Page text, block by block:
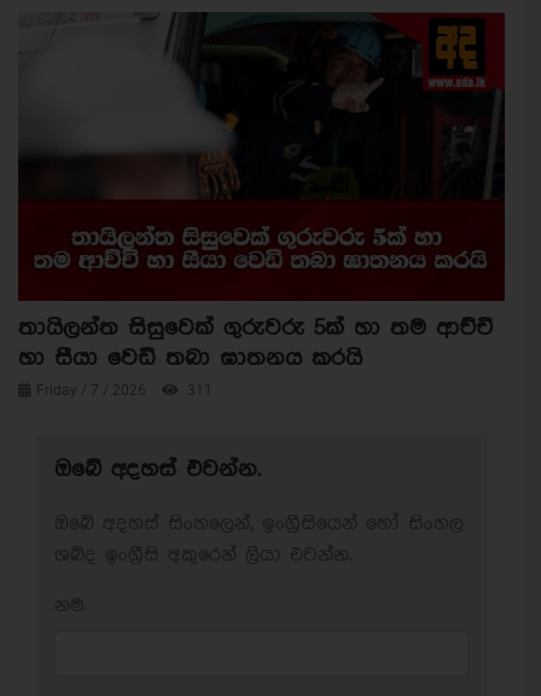
තායිලන්ත සිසුවෙක් ගුරුවරු 5ක් හා තම ආච්චි
හා සීයා වෙඩි තබා ඝාතනය කරයි
Friday / 7 / 2026 311
ඔබේ අදහස් එවන්න.